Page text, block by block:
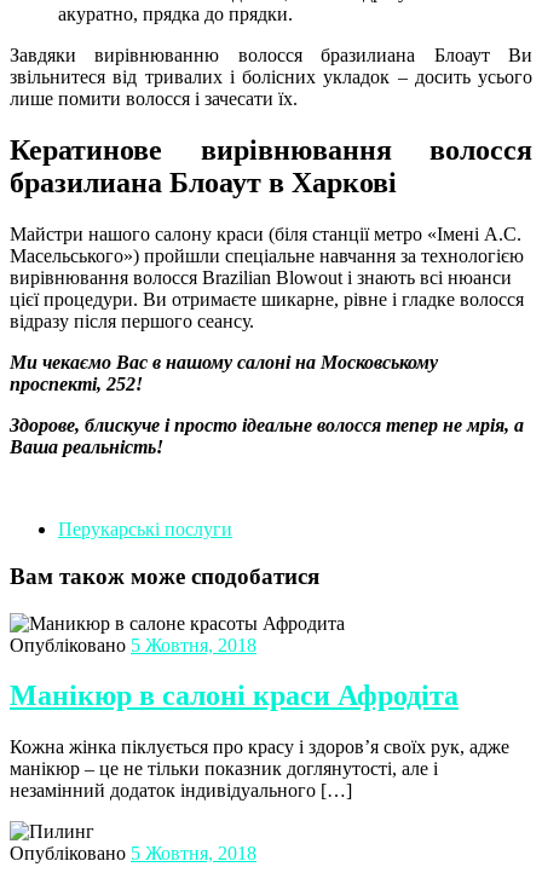
акуратно, прядка до прядки.
Завдяки вирівнюванню волосся бразилиана Блоаут Ви
звільнитеся від тривалих і болісних укладок – досить усього
лише помити волосся і зачесати їх.
Кератинове вирівнювання волосся
бразилиана Блоаут в Харкові
Майстри нашого салону краси (біля станції метро «Імені А.С.
Масельського») пройшли спеціальне навчання за технологією
вирівнювання волосся Brazilian Blowout і знають всі нюанси
цієї процедури. Ви отримаєте шикарне, рівне і гладке волосся
відразу після першого сеансу.
Ми чекаємо Вас в нашому салоні на Московському
проспекті, 252!
Здорове, блискуче і просто ідеальне волосся тепер не мрія, а
Ваша реальність!
Перукарські послуги
Вам також може сподобатися
Опубліковано 5 Жовтня, 2018
Манікюр в салоні краси Афродіта
Кожна жінка піклується про красу і здоров’я своїх рук, адже
манікюр – це не тільки показник доглянутості, але і
незамінний додаток індивідуального […]
Опубліковано 5 Жовтня, 2018